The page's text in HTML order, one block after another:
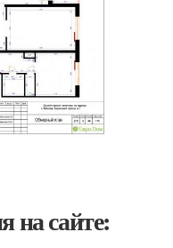
на сайте: